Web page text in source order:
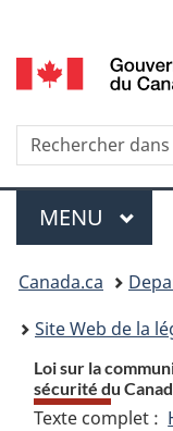
selection
Menu
MENU
You
are
here:
Canada.ca
Site Web de la
Loi sur la
sécurité du
Texte complet :